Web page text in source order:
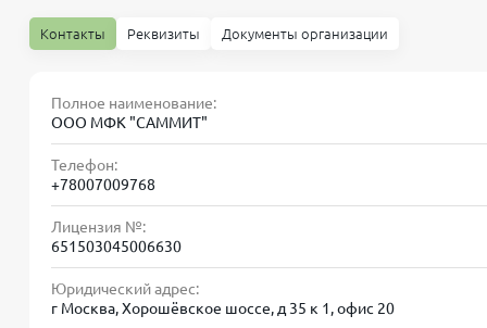
фактически нулевая ставка, если возвратить
рублей) применяется дневная ставка от 0,1% и
«КотоЗайм» позволяет также получить до 15 000
клиентов). При этом лимит может быть повышен
отсутствия просрочек. Ставка может достигать
плохой кредитной историей, безработным и даже
том, какая максимальная сумма будет одобрена и
«Доброзайм» — ещё один продукт МФО
ориентируется на клиентов с разными
программы лояльности для постоянных
Контакты Реквизиты Документы организации
Полное наименование:
ООО МФК "САММИТ"
Телефон:
+78007009768
Лицензия №:
651503045006630
Юридический адрес:
г Москва, Хорошёвское шоссе, д 35 к 1, офис 20